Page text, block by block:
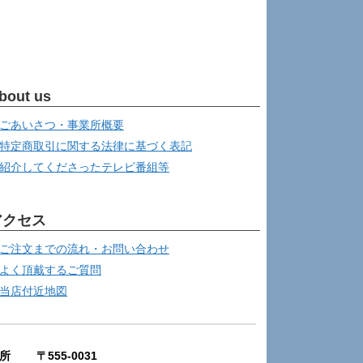
us
ごあいさつ・事業所概要
特定商取引に関する法律に基づく表記
紹介してくださったテレビ番組等
セス
ご注文までの流れ・お問い合わせ
よく頂戴するご質問
当店付近地図
所 〒555-0031